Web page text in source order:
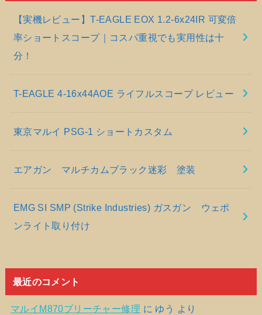
【実機レビュー】T-EAGLE EOX 1.2-6x24IR 可変倍
率ショートスコープ｜コスパ重視でも実用性は十
分！
T-EAGLE 4-16x44AOE ライフルスコープ レビュー
東京マルイ PSG-1 ショートカスタム
エアガン マルチカムブラック迷彩 塗装
EMG SI SMP (Strike Industries) ガスガン ウェポ
ンライト取り付け
最近のコメント
マルイM870ブリーチャー修理 に ゆう より